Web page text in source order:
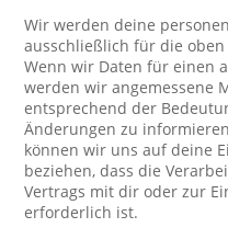
Wir werden deine
ausschließlich für die
Wenn wir Daten für einen
werden wir angemessene
entsprechend der
Änderungen zu
können wir uns auf deine
beziehen, dass die
Vertrags mit dir oder zur
erforderlich ist.